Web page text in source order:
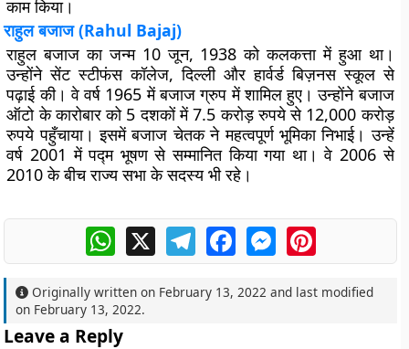
काम किया।
राहुल बजाज (Rahul Bajaj)
राहुल बजाज का जन्म 10 जून, 1938 को कलकत्ता में हुआ था।
उन्होंने सेंट स्टीफंस कॉलेज, दिल्ली और हार्वर्ड बिज़नस स्कूल से
पढ़ाई की। वे वर्ष 1965 में बजाज ग्रुप में शामिल हुए। उन्होंने बजाज
ऑटो के कारोबार को 5 दशकों में 7.5 करोड़ रुपये से 12,000 करोड़
रुपये पहुँचाया। इसमें बजाज चेतक ने महत्वपूर्ण भूमिका निभाई। उन्हें
वर्ष 2001 में पद्म भूषण से सम्मानित किया गया था। वे 2006 से
2010 के बीच राज्य सभा के सदस्य भी रहे।
WhatsApp
X TelegramFacebookMessengerPinterest
Originally written on February 13, 2022 and last modified
on February 13, 2022.
Leave a Reply